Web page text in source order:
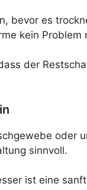
bevor es
kein Problem
der
oder
sinnvoll.
ist eine